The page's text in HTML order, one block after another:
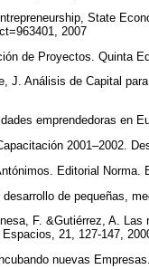
State
2007
de Proyectos. Quinta
J. Análisis de Capital
emprendedoras en
2001–2002.
Editorial Norma.
de pequeñas,
F. &Gutiérrez, A.
21, 127-147,
nuevas